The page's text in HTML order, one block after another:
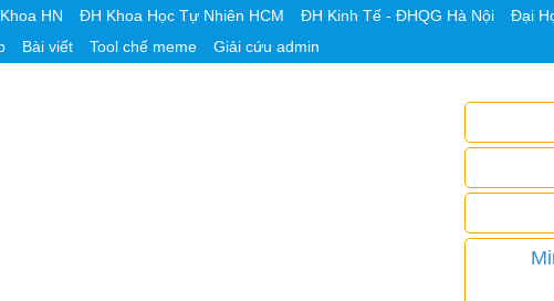
HN ĐH Khoa Học Tự Nhiên HCM ĐH Kinh Tế - ĐHQG Hà Nội
Đại
Bài viết Tool chế meme Giải cứu admin